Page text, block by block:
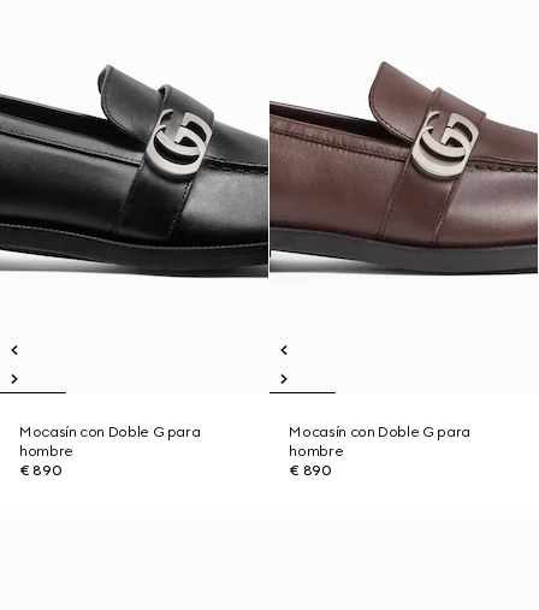
Mocasín con Doble G para
hombre
€ 890
Mocasín con Doble G para
hombre
€ 890